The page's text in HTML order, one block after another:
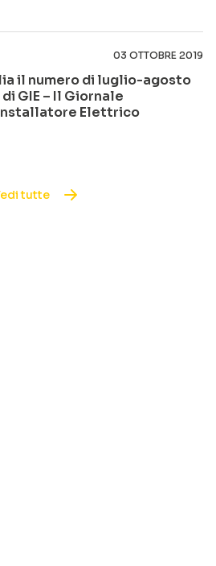
03 OTTOBRE 2019
il numero di luglio-agosto
GIE – Il Giornale
Elettrico
tutte